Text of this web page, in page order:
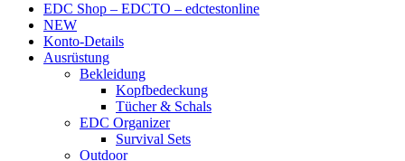
EDC Shop – EDCTO – edctestonline
NEW
Konto-Details
Ausrüstung
Bekleidung
Kopfbedeckung
Tücher & Schals
EDC Organizer
Survival Sets
Outdoor